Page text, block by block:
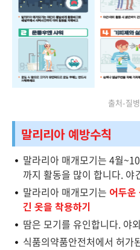
출처-질
말리리아 예방수칙
말라리아 매개모기는 4월
까지 활동을 많이 합니다. 야
말라리아 매개모기는 어두운
긴 옷을 착용하기
땀은 모기를 유인합니다. 야
식품의약품안전처에서 허가